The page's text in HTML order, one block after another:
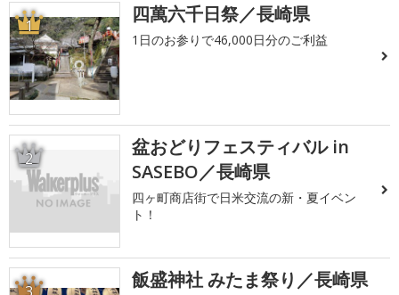
1 四萬六千日祭／長崎県
1日のお参りで46,000日分のご利益
2
盆おどりフェスティバル in
SASEBO／長崎県
四ヶ町商店街で日米交流の新・夏イベン
ト！
飯盛神社 みたま祭り／長崎県